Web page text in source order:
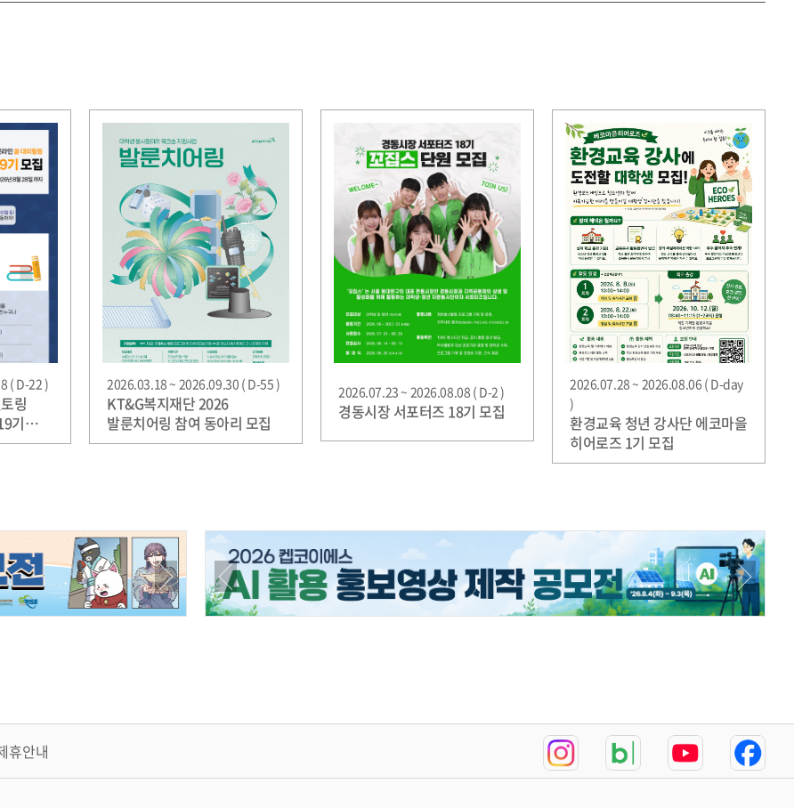
( D-22 )
링
기
2026.03.18 ~ 2026.09.30 ( D-55 )
KT&G복지재단 2026
발룬치어링 참여 동아리 모집
2026.07.23 ~ 2026.08.08 ( D-2 )
경동시장 서포터즈 18기 모집
2026.07.28 ~ 2026.08.06 ( D-day
)
환경교육 청년 강사단 에코마을
히어로즈 1기 모집
휴안내